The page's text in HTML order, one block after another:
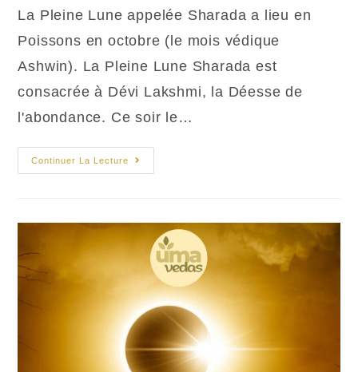
publication :
La Pleine Lune appelée Sharada a lieu en
Poissons en octobre (le mois védique
Ashwin). La Pleine Lune Sharada est
consacrée à Dévi Lakshmi, la Déesse de
l'abondance. Ce soir le…
Continuer La Lecture
Pleine
Lune
Purnima